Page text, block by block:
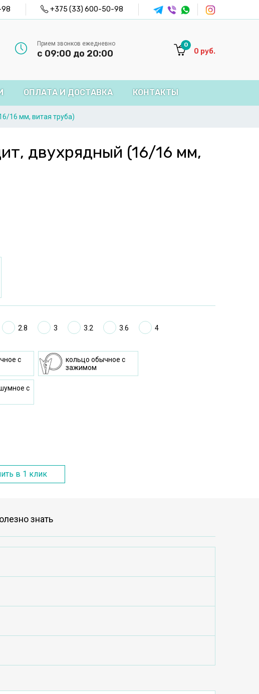
+375 (33) 600-50-98
Прием звонков ежедневно
с 09:00 до 20:00
0
0 руб.
ОПЛАТА И ДОСТАВКА КОНТАКТЫ
16 мм, витая труба)
двухрядный (16/16 мм,
2.8 3 3.2 3.6 4
c
кольцо oбычное с
зажимом
с
в 1 клик
знать